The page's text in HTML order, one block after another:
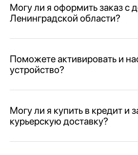
Могу ли я оформить заказ с
Ленинградской области?
Поможете активировать и
устройство?
Могу ли я купить в кредит и
курьерскую доставку?